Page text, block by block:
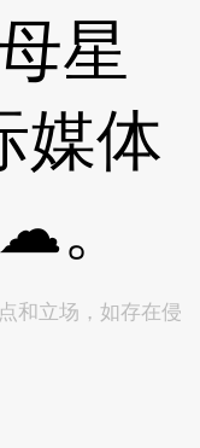
星
体
。
和立场，如存在侵